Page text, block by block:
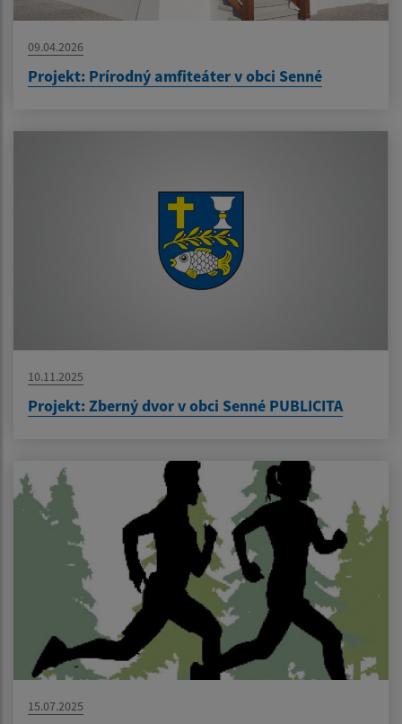
09.04.2026
Projekt: Prírodný amfiteáter v obci Senné
10.11.2025
Projekt: Zberný dvor v obci Senné PUBLICITA
15.07.2025